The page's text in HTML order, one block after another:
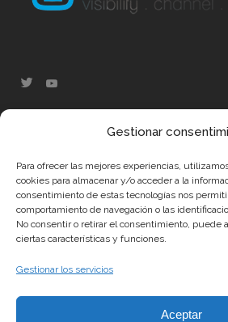
Gestionar
Para ofrecer las mejores experiencias,
cookies para almacenar y/o acceder a la
consentimiento de estas tecnologías nos
comportamiento de navegación o las
No consentir o retirar el consentimiento, puede
ciertas características y funciones.
Gestionar los servicios
Aceptar
DAA Contenidos Digitales, S.L
Edificio Sant Cugat Bussiness Park
Av. Via Augusta 15-25
Tel.: +34 93 0304186